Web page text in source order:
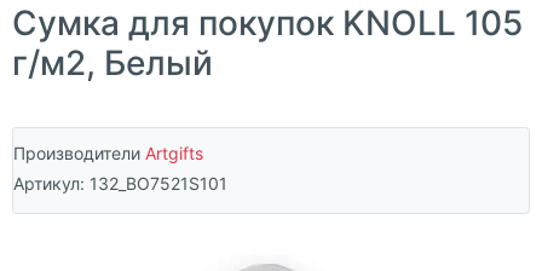
Сумка для покупок KNOLL 105
г/м2, Белый
Производители Artgifts
Артикул: 132_BO7521S101